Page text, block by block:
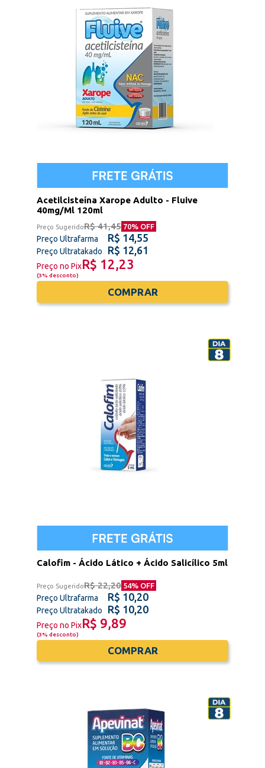
Acetilcisteína Xarope Adulto - Fluive
40mg/Ml 120ml
Preço SugeridoR$ 41,45 70% OFF
Preço Ultrafarma R$ 14,55
Preço Ultratakado R$ 12,61
Preço no PixR$ 12,23
(3% desconto)
COMPRAR
Calofim - Ácido Lático + Ácido Salicílico 5ml
Preço SugeridoR$ 22,20 54% OFF
Preço Ultrafarma R$ 10,20
Preço Ultratakado R$ 10,20
Preço no PixR$ 9,89
(3% desconto)
COMPRAR